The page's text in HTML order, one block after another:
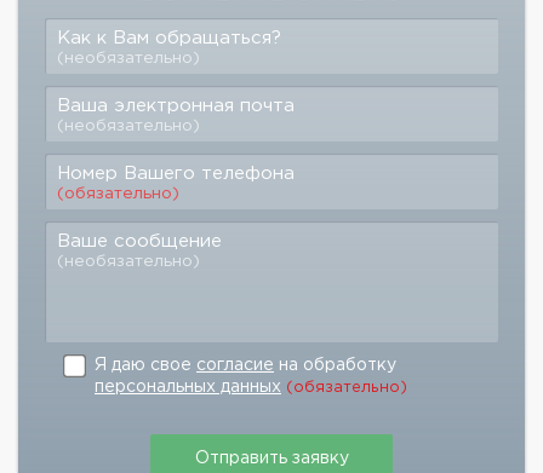
Как к Вам обращаться?
(необязательно)
Ваша электронная почта
(необязательно)
Номер Вашего телефона
(обязательно)
Ваше сообщение
(необязательно)
Я даю свое согласие на обработку
персональных данных (обязательно)